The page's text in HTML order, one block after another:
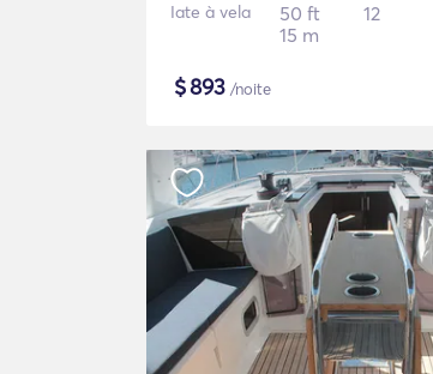
Iate à vela
50 ft
15 m
12
$893 /noite